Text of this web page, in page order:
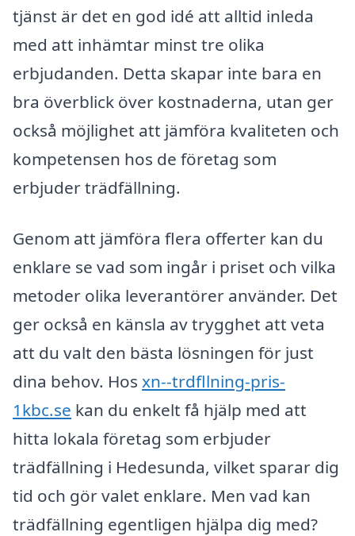
tjänst är det en god idé att alltid inleda
med att inhämtar minst tre olika
erbjudanden. Detta skapar inte bara en
bra överblick över kostnaderna, utan ger
också möjlighet att jämföra kvaliteten och
kompetensen hos de företag som
erbjuder trädfällning.
Genom att jämföra flera offerter kan du
enklare se vad som ingår i priset och vilka
metoder olika leverantörer använder. Det
ger också en känsla av trygghet att veta
att du valt den bästa lösningen för just
dina behov. Hos xn--trdfllning-pris-
1kbc.se kan du enkelt få hjälp med att
hitta lokala företag som erbjuder
trädfällning i Hedesunda, vilket sparar dig
tid och gör valet enklare. Men vad kan
trädfällning egentligen hjälpa dig med?